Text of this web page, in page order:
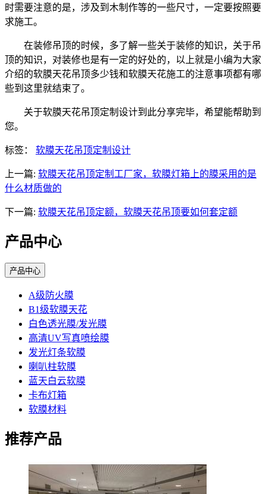
时需要注意的是，涉及到木制作等的一些尺寸，一定要按照要
求施工。
在装修吊顶的时候，多了解一些关于装修的知识，关于吊
顶的知识，对装修也是有一定的好处的，以上就是小编为大家
介绍的软膜天花吊顶多少钱和软膜天花施工的注意事项都有哪
些到这里就结束了。
关于软膜天花吊顶定制设计到此分享完毕，希望能帮助到
您。
标签： 软膜天花吊顶定制设计
上一篇: 软膜天花吊顶定制工厂家，软膜灯箱上的膜采用的是
什么材质做的
下一篇: 软膜天花吊顶定额，软膜天花吊顶要如何套定额
产品中心
产品中心
A级防火膜
B1级软膜天花
白色透光膜/发光膜
高清UV写真喷绘膜
发光灯条软膜
喇叭柱软膜
蓝天白云软膜
卡布灯箱
软膜材料
推荐产品